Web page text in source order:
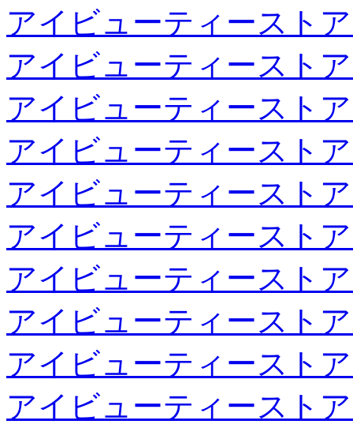
アイビューティースト
アイビューティースト
アイビューティースト
アイビューティースト
アイビューティースト
アイビューティースト
アイビューティースト
アイビューティースト
アイビューティースト
アイビューティースト